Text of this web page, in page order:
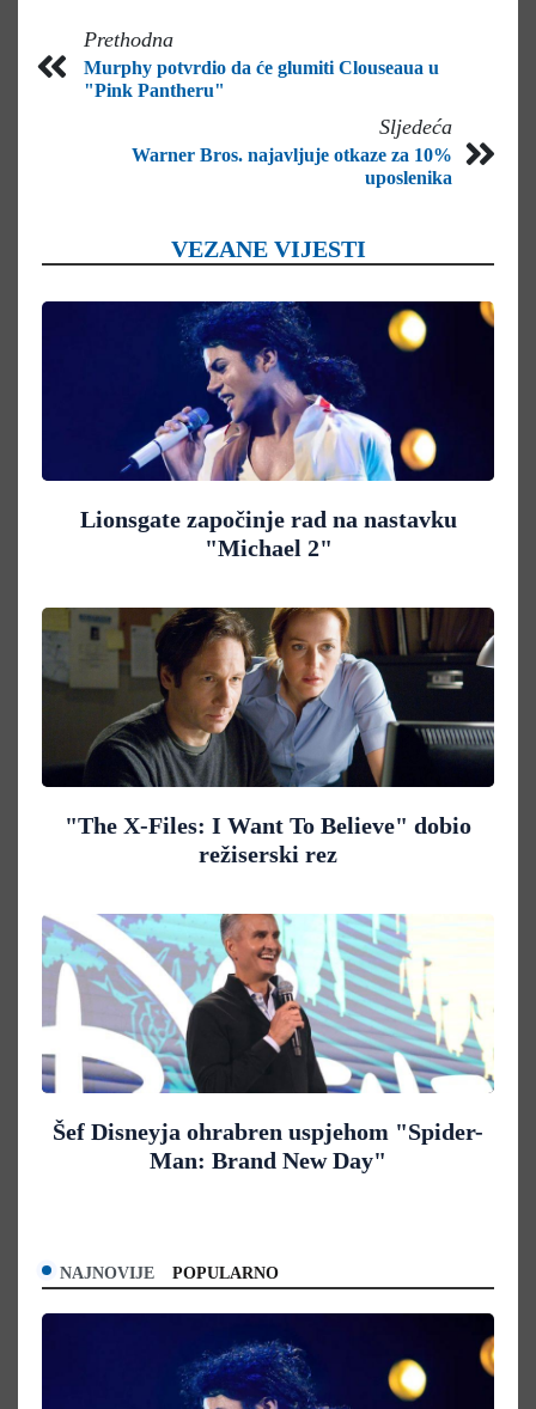
Prethodna
Murphy potvrdio da će glumiti Clouseaua u
"Pink Pantheru"
Sljedeća
Warner Bros. najavljuje otkaze za 10%
uposlenika
VEZANE VIJESTI
Lionsgate započinje rad na nastavku
"Michael 2"
"The X-Files: I Want To Believe" dobio
režiserski rez
Šef Disneyja ohrabren uspjehom "Spider-
Man: Brand New Day"
NAJNOVIJE POPULARNO